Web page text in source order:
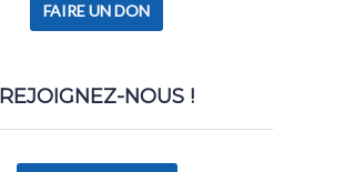
FAIRE UN DON
REJOIGNEZ-NOUS !